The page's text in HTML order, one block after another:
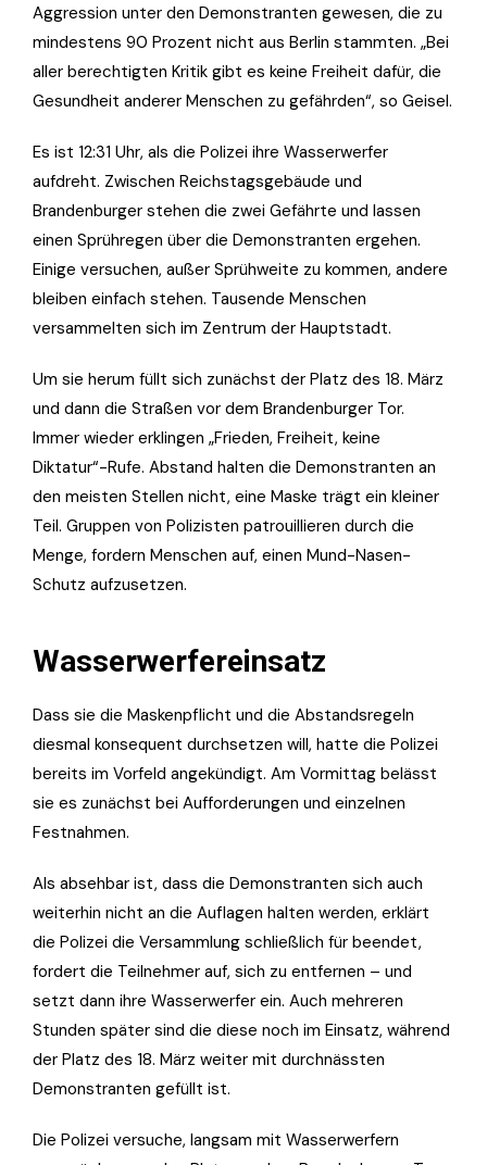
Aggression unter den Demonstranten gewesen, die zu
mindestens 90 Prozent nicht aus Berlin stammten. „Bei
aller berechtigten Kritik gibt es keine Freiheit dafür, die
Gesundheit anderer Menschen zu gefährden“, so Geisel.
Es ist 12:31 Uhr, als die Polizei ihre Wasserwerfer
aufdreht. Zwischen Reichstagsgebäude und
Brandenburger stehen die zwei Gefährte und lassen
einen Sprühregen über die Demonstranten ergehen.
Einige versuchen, außer Sprühweite zu kommen, andere
bleiben einfach stehen. Tausende Menschen
versammelten sich im Zentrum der Hauptstadt.
Um sie herum füllt sich zunächst der Platz des 18. März
und dann die Straßen vor dem Brandenburger Tor.
Immer wieder erklingen „Frieden, Freiheit, keine
Diktatur“-Rufe. Abstand halten die Demonstranten an
den meisten Stellen nicht, eine Maske trägt ein kleiner
Teil. Gruppen von Polizisten patrouillieren durch die
Menge, fordern Menschen auf, einen Mund-Nasen-
Schutz aufzusetzen.
Wasserwerfereinsatz
Dass sie die Maskenpflicht und die Abstandsregeln
diesmal konsequent durchsetzen will, hatte die Polizei
bereits im Vorfeld angekündigt. Am Vormittag belässt
sie es zunächst bei Aufforderungen und einzelnen
Festnahmen.
Als absehbar ist, dass die Demonstranten sich auch
weiterhin nicht an die Auflagen halten werden, erklärt
die Polizei die Versammlung schließlich für beendet,
fordert die Teilnehmer auf, sich zu entfernen – und
setzt dann ihre Wasserwerfer ein. Auch mehreren
Stunden später sind die diese noch im Einsatz, während
der Platz des 18. März weiter mit durchnässten
Demonstranten gefüllt ist.
Die Polizei versuche, langsam mit Wasserwerfern